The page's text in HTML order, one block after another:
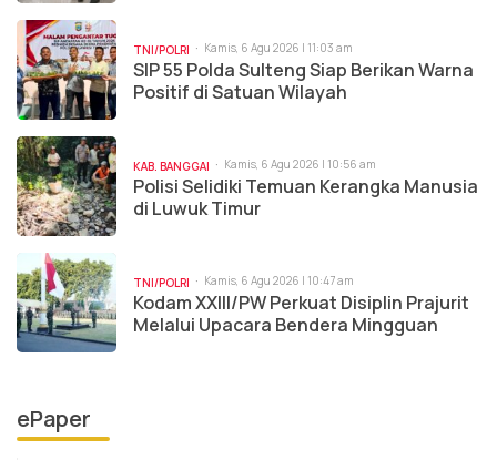
TNI/POLRI Kamis, 6 Agu 2026 | 11:03 am
SIP 55 Polda Sulteng Siap Berikan Warna
Positif di Satuan Wilayah
KAB. BANGGAI Kamis, 6 Agu 2026 | 10:56 am
Polisi Selidiki Temuan Kerangka Manusia
di Luwuk Timur
TNI/POLRI Kamis, 6 Agu 2026 | 10:47 am
Kodam XXIII/PW Perkuat Disiplin Prajurit
Melalui Upacara Bendera Mingguan
ePaper